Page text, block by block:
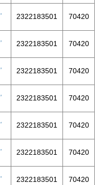
2322183501 70420
2322183501 70420
2322183501 70420
2322183501 70420
2322183501 70420
2322183501 70420
2322183501 70420